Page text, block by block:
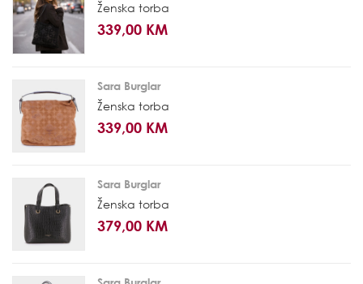
Ženska torba
339,00 KM
Sara Burglar
Ženska torba
339,00 KM
Sara Burglar
Ženska torba
379,00 KM